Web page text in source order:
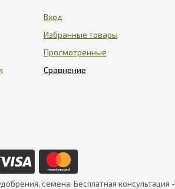
Вход
Избранные товары
Просмотренные
семена. Бесплатная консультация -